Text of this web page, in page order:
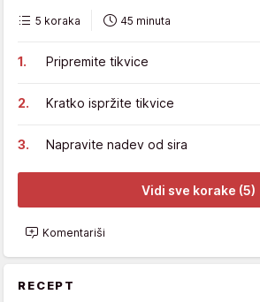
5 koraka 45 minuta
Pripremite tikvice
Kratko ispržite tikvice
Napravite nadev od sira
Vidi sve korake (5)
Komentariši
RECEPT